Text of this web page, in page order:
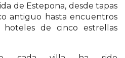
de Estepona, desde tapas
antiguo hasta encuentros
hoteles de cinco estrellas